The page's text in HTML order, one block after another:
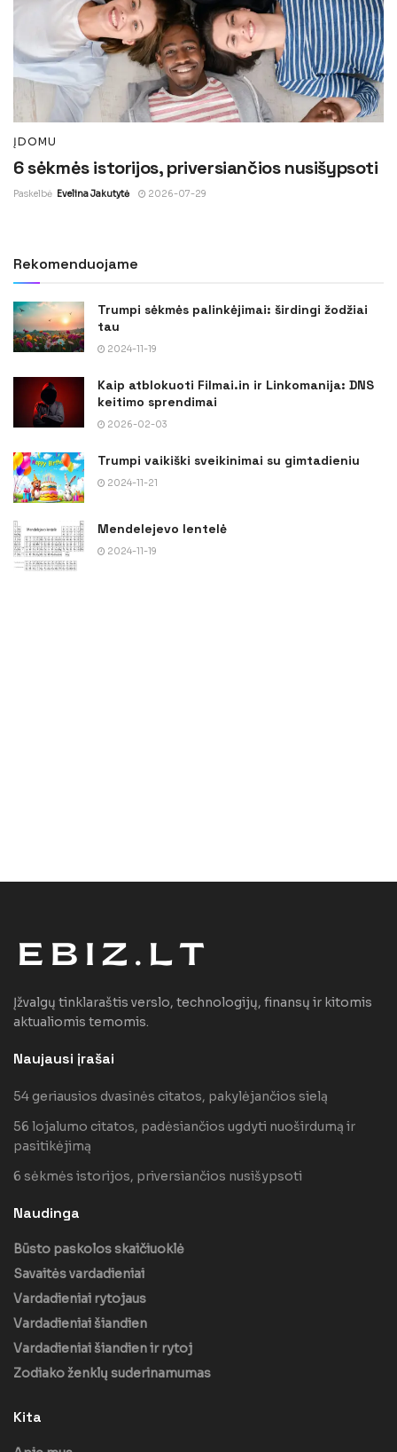
ĮDOMU
6 sėkmės istorijos, priversiančios nusišypsoti
Paskelbė Evelina Jakutytė 2026-07-29
Rekomenduojame
Trumpi sėkmės palinkėjimai: širdingi žodžiai
tau
2024-11-19
Kaip atblokuoti Filmai.in ir Linkomanija: DNS
keitimo sprendimai
2026-02-03
Trumpi vaikiški sveikinimai su gimtadieniu
2024-11-21
Mendelejevo lentelė
2024-11-19
Įžvalgų tinklaraštis verslo, technologijų, finansų ir kitomis
aktualiomis temomis.
Naujausi įrašai
54 geriausios dvasinės citatos, pakylėjančios sielą
56 lojalumo citatos, padėsiančios ugdyti nuoširdumą ir
pasitikėjimą
6 sėkmės istorijos, priversiančios nusišypsoti
Naudinga
Būsto paskolos skaičiuoklė
Savaitės vardadieniai
Vardadieniai rytojaus
Vardadieniai šiandien
Vardadieniai šiandien ir rytoj
Zodiako ženklų suderinamumas
Kita